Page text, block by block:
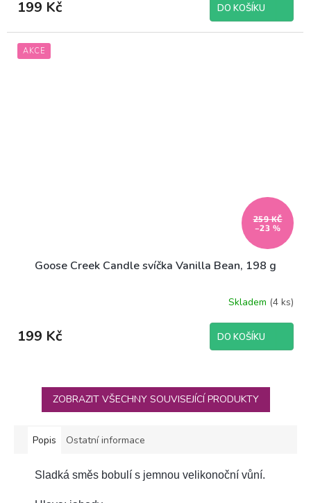
199 Kč DO KOŠÍKU
AKCE
259 KČ
–23 %
Goose Creek Candle svíčka Vanilla Bean, 198 g
Skladem (4 ks)
199 Kč DO KOŠÍKU
ZOBRAZIT VŠECHNY SOUVISEJÍCÍ PRODUKTY
Popis Ostatní informace
Sladká směs bobulí s jemnou velikonoční vůní.